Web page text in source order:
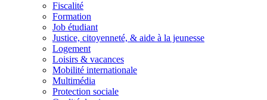
Fiscalité
Formation
Job étudiant
Justice, citoyenneté, & aide à la jeunesse
Logement
Loisirs & vacances
Mobilité internationale
Multimédia
Protection sociale